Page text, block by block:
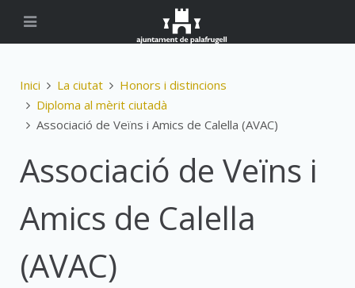
Inici La ciutat
Honors i distincions
Diploma al mèrit ciutadà
Associació de Veïns i Amics de Calella (AVAC)
Associació de Veïns i
Amics de Calella
(AVAC)